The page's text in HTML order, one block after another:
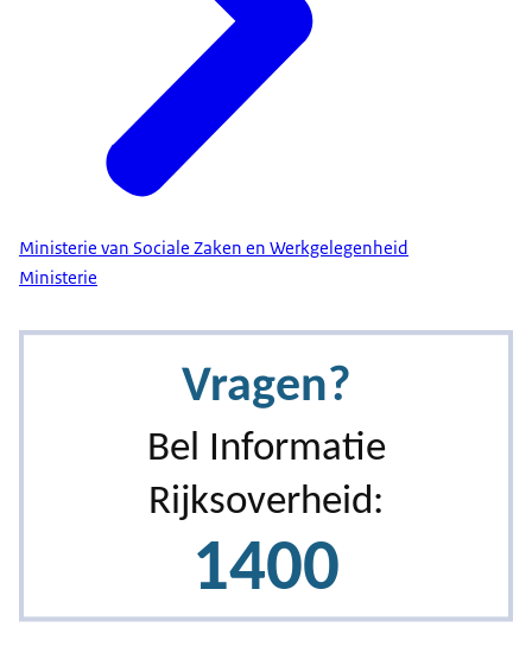
Ministerie van Sociale Zaken en Werkgelegenheid
Ministerie